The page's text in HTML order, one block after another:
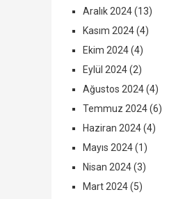
Aralık 2024(13)
Kasım 2024(4)
Ekim 2024(4)
Eylül 2024(2)
Ağustos 2024(4)
Temmuz 2024(6)
Haziran 2024(4)
Mayıs 2024(1)
Nisan 2024(3)
Mart 2024(5)